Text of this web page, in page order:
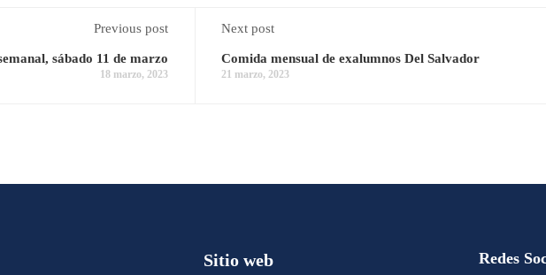
Previous post
sábado 11 de marzo
18 marzo, 2023
Next post
Comida mensual de exalumnos Del Salvador
21 marzo, 2023
Sitio web Redes